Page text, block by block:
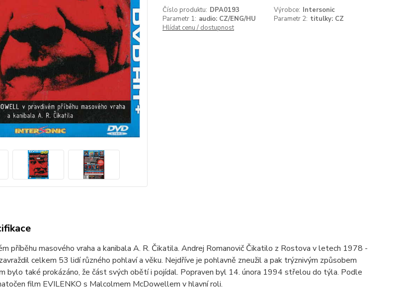
Číslo produktu: DPA0193 Výrobce: Intersonic
Parametr 1: audio: CZ/ENG/HU Parametr 2: titulky: CZ
Hlídat cenu / dostupnost
příběhu masového vraha a kanibala A. R. Čikatila. Andrej Romanovič Čikatilo z Rostova v letech 1978 -
celkem 53 lidí různého pohlaví a věku. Nejdříve je pohlavně zneužil a pak trýznivým způsobem
bylo také prokázáno, že část svých obětí i pojídal. Popraven byl 14. února 1994 střelou do týla. Podle
film EVILENKO s Malcolmem McDowellem v hlavní roli.